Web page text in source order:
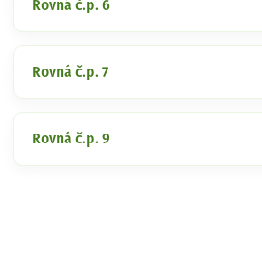
Rovná č.p. 6
Rovná č.p. 7
Rovná č.p. 9